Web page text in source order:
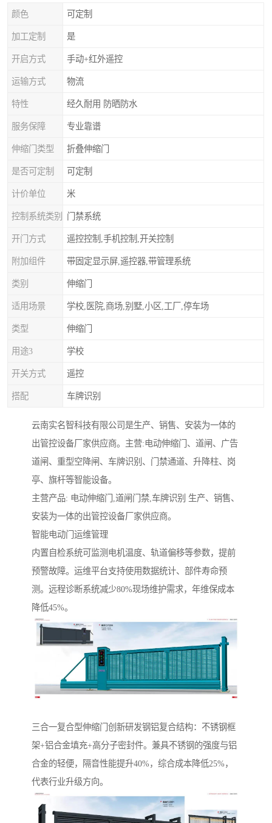
颜色 可定制
加工定制 是
开启方式 手动+红外遥控
运输方式 物流
特性 经久耐用 防晒防水
服务保障 专业靠谱
伸缩门类型 折叠伸缩门
是否可定制 可定制
计价单位 米
控制系统类别 门禁系统
开门方式 遥控控制,手机控制,开关控制
附加组件 带固定显示屏,遥控器,带管理系统
类别 伸缩门
适用场景 学校,医院,商场,别墅,小区,工厂,停车场
类型 伸缩门
用途3 学校
开关方式 遥控
搭配 车牌识别
云南实名智科技有限公司是生产、销售、安装为一体的
出管控设备厂家供应商。主营:电动伸缩门、道闸、广告
道闸、重型空降闸、车牌识别、门禁通道、升降柱、岗
亭、旗杆等智能设备。
主营产品: 电动伸缩门,道闸门禁,车牌识别 生产、销售、
安装为一体的出管控设备厂家供应商。
智能电动门运维管理‌
内置自检系统可监测电机温度、轨道偏移等参数，提前
预警故障。运维平台支持使用数据统计、部件寿命预
测。远程诊断系统减少80%现场维护需求，年维保成本
降低45%。
‌三合一复合型伸缩门‌创新研发钢铝复合结构：不锈钢框
架+铝合金填充+高分子密封件。兼具不锈钢的强度与铝
合金的轻便，隔音性能提升40%，综合成本降低25%，
代表行业升级方向。